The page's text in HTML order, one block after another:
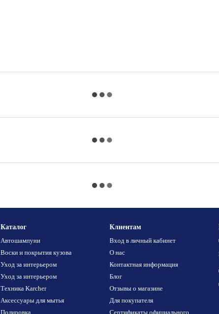
Каталог
Автошампуни
Воски и покрытия кузова
Уход за интерьером
Уход за интерьером
Техника Karcher
Аксессуары для мытья
Полировка
Клиентам
Вход в личный кабинет
О нас
Контактная информация
Блог
Отзывы о магазине
Для покупателя
Сертификаты официального